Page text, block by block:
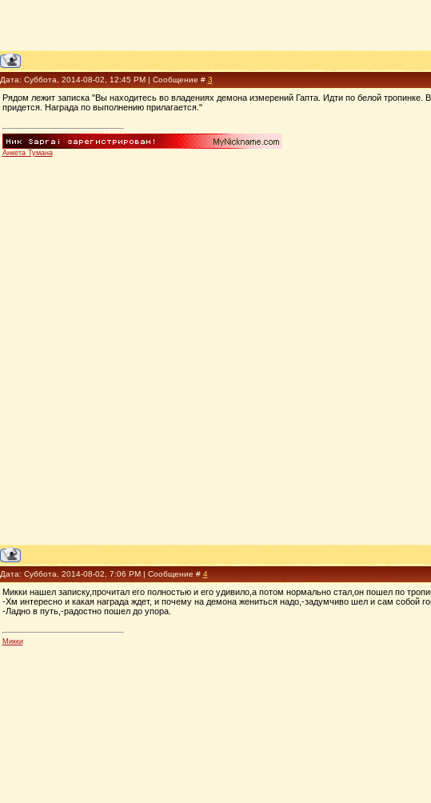
Дата: Суббота, 2014-08-02, 12:45 PM | Сообщение # 3
Рядом лежит записка "Вы находитесь во владениях демона измерений Гапта. Идти по белой
придется. Награда по выполнению прилагается."
Анкета Тумана
Дата: Суббота, 2014-08-02, 7:06 PM | Сообщение # 4
Микки нашел записку,прочитал его полностью и его удивило,а потом нормально стал,он пошел по
-Хм интересно и какая награда ждет, и почему на демона жениться надо,-задумчиво шел и сам собой
-Ладно в путь,-радостно пошел до упора.
Микки